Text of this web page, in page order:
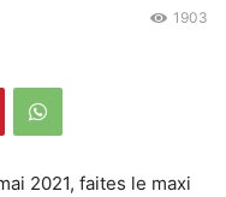
1903
2021, faites le maxi